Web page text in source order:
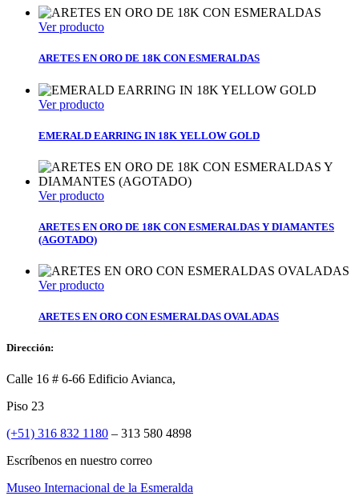
Ver producto
ARETES EN ORO DE 18K CON ESMERALDAS
Ver producto
EMERALD EARRING IN 18K YELLOW GOLD
Ver producto
ARETES EN ORO DE 18K CON ESMERALDAS Y DIAMANTES
(AGOTADO)
Ver producto
ARETES EN ORO CON ESMERALDAS OVALADAS
Dirección:
Calle 16 # 6-66 Edificio Avianca,
Piso 23
(+51) 316 832 1180 – 313 580 4898
Escríbenos en nuestro correo
Museo Internacional de la Esmeralda